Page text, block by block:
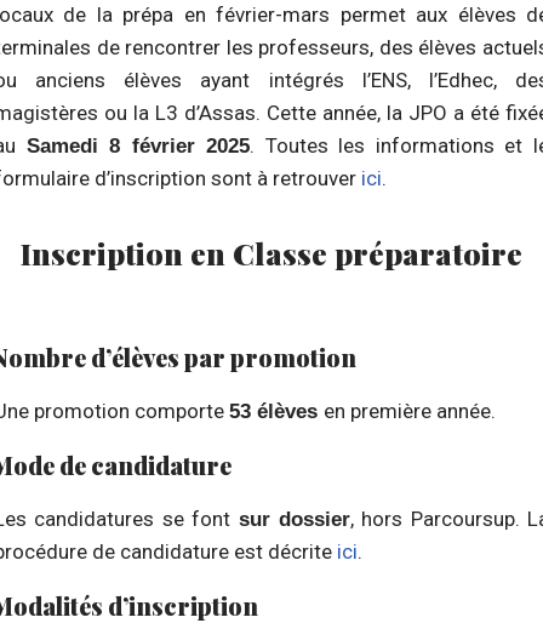
de la prépa en février-mars permet aux élèves
de rencontrer les professeurs, des élèves
anciens élèves ayant intégrés l’ENS, l’Edhec,
ou la L3 d’Assas. Cette année, la JPO a été
Samedi 8 février 2025. Toutes les informations et
d’inscription sont à retrouver ici.
Inscription en Classe préparatoire
d’élèves par promotion
promotion comporte 53 élèves en première année.
de candidature
candidatures se font sur dossier, hors Parcoursup.
de candidature est décrite ici.
d’inscription